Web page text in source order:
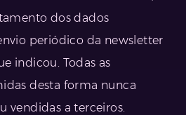
dos dados
periódico da newsletter
indicou. Todas as
desta forma nunca
vendidas a terceiros.